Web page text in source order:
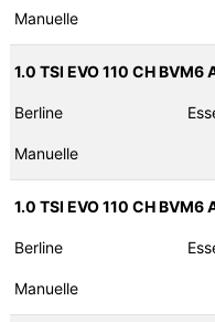
Manuelle
1.0 TSI EVO 110 CH
Berline
Manuelle
1.0 TSI EVO 110 CH
Berline
Manuelle